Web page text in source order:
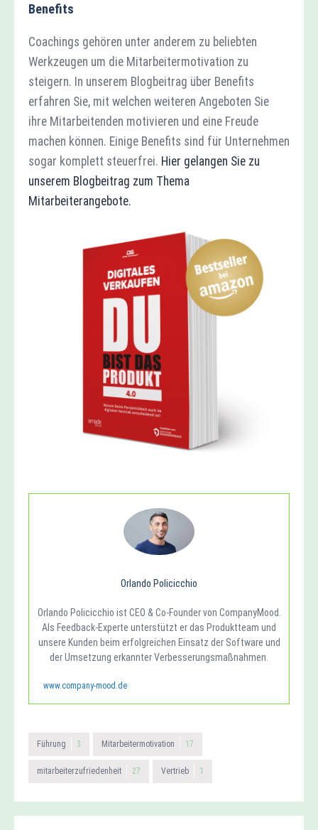
Benefits
Coachings gehören unter anderem zu beliebten
Werkzeugen um die Mitarbeitermotivation zu
steigern. In unserem Blogbeitrag über Benefits
erfahren Sie, mit welchen weiteren Angeboten Sie
ihre Mitarbeitenden motivieren und eine Freude
machen können. Einige Benefits sind für Unternehmen
sogar komplett steuerfrei. Hier gelangen Sie zu
unserem Blogbeitrag zum Thema
Mitarbeiterangebote.
Orlando Policicchio
Orlando Policicchio ist CEO & Co-Founder von CompanyMood.
Als Feedback-Experte unterstützt er das Produktteam und
unsere Kunden beim erfolgreichen Einsatz der Software und
der Umsetzung erkannter Verbesserungsmaßnahmen.
www.company-mood.de
Führung 3 Mitarbeitermotivation 17
mitarbeiterzufriedenheit 27 Vertrieb 1